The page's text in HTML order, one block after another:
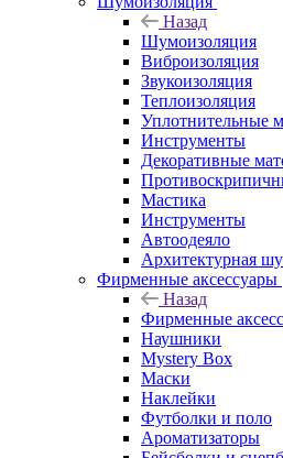
Назад
Шумоизоляция
Виброизоляция
Звукоизоляция
Теплоизоляция
Уплотнительные
Инструменты
Декоративные
Мастика
Инструменты
Автоодеяло
Архитектурная
Фирменные аксессуары
Назад
Фирменные
Наушники
Mystery Box
Маски
Наклейки
Футболки и поло
Ароматизаторы